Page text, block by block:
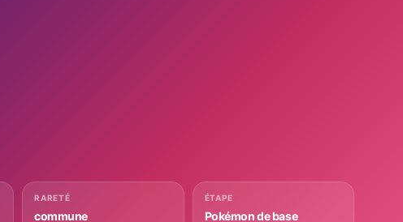
RARETÉ
commune
ÉTAPE
Pokémon de base